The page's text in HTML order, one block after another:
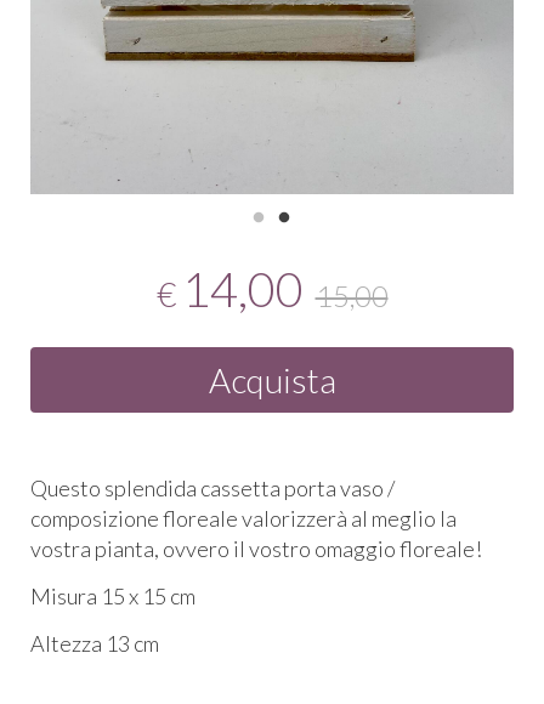
€ 14,00 15,00
Acquista
Questo splendida cassetta porta vaso /
composizione floreale valorizzerà al meglio la
vostra pianta, ovvero il vostro omaggio floreale!
Misura 15 x 15 cm
Altezza 13 cm